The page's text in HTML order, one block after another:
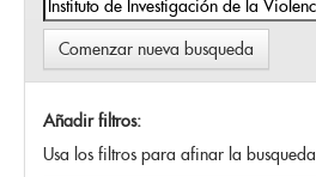
Comenzar nueva busqueda
Añadir filtros:
Usa los filtros para afinar la busqueda.